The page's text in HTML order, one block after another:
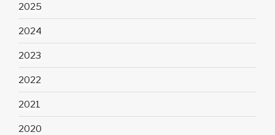
2025
2024
2023
2022
2021
2020